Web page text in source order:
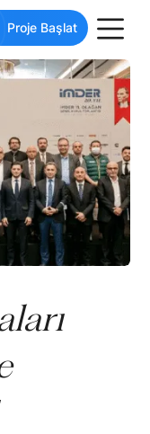
Proje Başlat